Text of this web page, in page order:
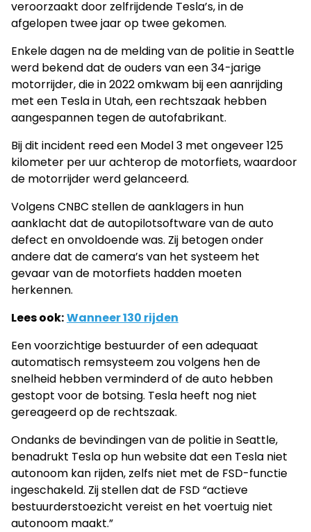
veroorzaakt door zelfrijdende Tesla’s, in de
afgelopen twee jaar op twee gekomen.
Enkele dagen na de melding van de politie in Seattle
werd bekend dat de ouders van een 34-jarige
motorrijder, die in 2022 omkwam bij een aanrijding
met een Tesla in Utah, een rechtszaak hebben
aangespannen tegen de autofabrikant.
Bij dit incident reed een Model 3 met ongeveer 125
kilometer per uur achterop de motorfiets, waardoor
de motorrijder werd gelanceerd.
Volgens CNBC stellen de aanklagers in hun
aanklacht dat de autopilotsoftware van de auto
defect en onvoldoende was. Zij betogen onder
andere dat de camera’s van het systeem het
gevaar van de motorfiets hadden moeten
herkennen.
Lees ook:Wanneer 130 rijden
Een voorzichtige bestuurder of een adequaat
automatisch remsysteem zou volgens hen de
snelheid hebben verminderd of de auto hebben
gestopt voor de botsing. Tesla heeft nog niet
gereageerd op de rechtszaak.
Ondanks de bevindingen van de politie in Seattle,
benadrukt Tesla op hun website dat een Tesla niet
autonoom kan rijden, zelfs niet met de FSD-functie
ingeschakeld. Zij stellen dat de FSD “actieve
bestuurderstoezicht vereist en het voertuig niet
autonoom maakt.”